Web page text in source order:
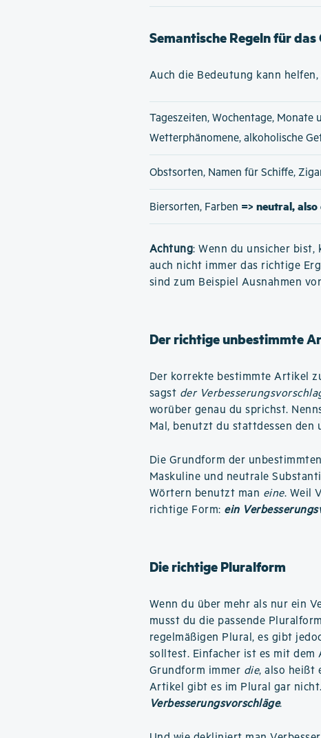
Semantische Regeln für das
Auch die Bedeutung kann
Tageszeiten, Wochentage, Monate
Wetterphänomene, alkoholische
Obstsorten, Namen für Schiffe,
Biersorten, Farben => neutral, also
Achtung: Wenn du unsicher bist,
auch nicht immer das richtige
sind zum Beispiel Ausnahmen
Der richtige unbestimmte
Der korrekte bestimmte Artikel
sagst der
worüber genau du sprichst.
Mal, benutzt du stattdessen den
Die Grundform der
Maskuline und neutrale
Wörtern benutzt man eine. Weil
richtige Form: ein
Die richtige Pluralform
Wenn du über mehr als nur ein
musst du die passende
regelmäßigen Plural, es gibt
solltest. Einfacher ist es mit
Grundform immer die, also heißt
Artikel gibt es im Plural gar
Verbesserungsvorschläge.